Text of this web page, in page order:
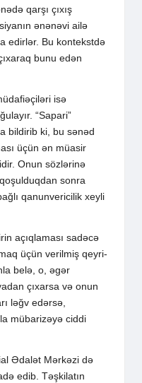
qarşı çıxış
ənənəvi ailə
edirlər. Bu kontekstdə
bunu edən
isə
“Sapari”
bildirib ki, bu sənəd
üçün ən müasir
Onun sözlərinə
sonra
qanunvericilik xeyli
açıqlaması sadəcə
üçün verilmiş qeyri-
belə, o, əgər
çıxarsa və onun
ləğv edərsə,
mübarizəyə ciddi
Ədalət Mərkəzi də
edib. Təşkilatın